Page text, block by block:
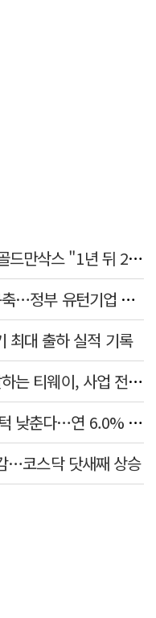
한 달 만에 39% 날린 코스피…골드만삭스 "1년 뒤 2배" 예상, 왜?
대동, 中 접고 대구에 AI 설비 구축…정부 유턴기업 선정
최대 출하 실적 기록
"LCC 벗어나 SSC로"… 새 출발하는 티웨이, 사업 전략 발표
IBK기업은행, 취약계층 대출 문턱 낮춘다…연 6.0% 'i-ONE 햇살론 특례보증' 비대면 출시
…코스닥 닷새째 상승